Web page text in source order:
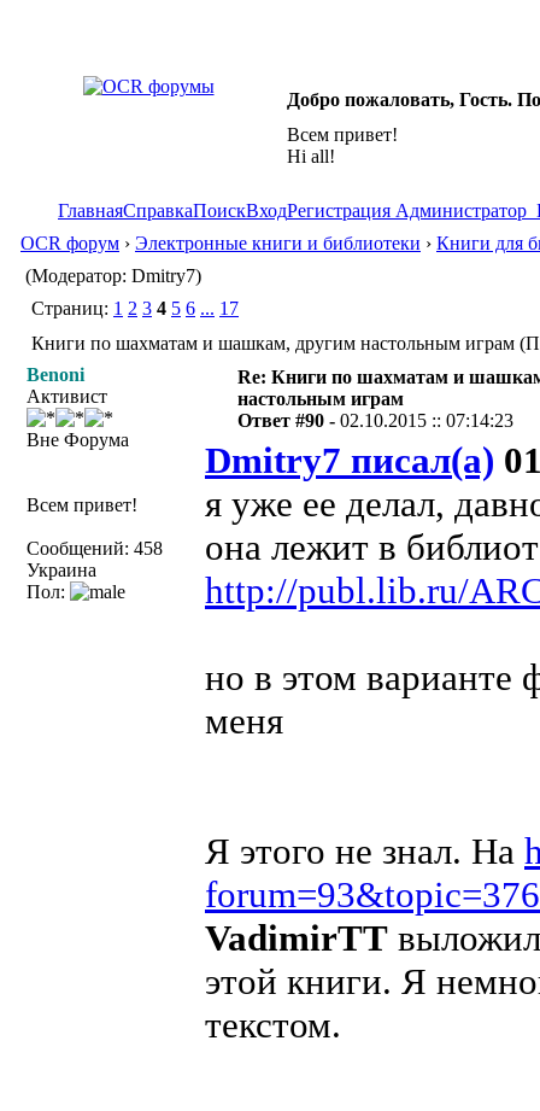
Добро пожаловать, Гость.
Всем привет!
Hi all!
ГлавнаяСправкаПоискВходРегистрация Администратор
OCR форум › Электронные книги и библиотеки › Книги для
(Модератор: Dmitry7)
Страниц: 1 2 3 4 5 6 ... 17
Книги по шахматам и шашкам, другим настольным играм
Benoni
Активист
Вне Форума
Всем привет!
Сообщений: 458
Украина
Пол:
Re: Книги по шахматам и
настольным играм
Ответ #90 -02.10.2015 :: 07:14:23
Dmitry7 писал(а)
я уже ее делал,
она лежит в
http://publ.lib.ru/
но в этом варианте
меня
Я этого не знал. На
VadimirTT
этой книги. Я
текстом.